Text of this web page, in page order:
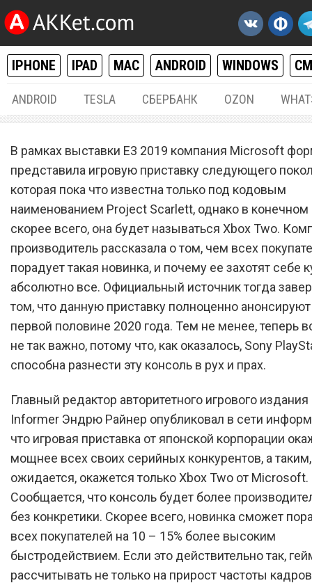
IPHONE IPAD MAC ANDROID WINDOWS
ANDROID TESLA СБЕРБАНК OZON
Sony PlayStation 5
пух и прах всех
В рамках выставки E3 2019 компания Microsoft
представила игровую приставку следующего
которая пока что известна только под кодовым
наименованием Project Scarlett, однако в конечном
скорее всего, она будет называться Xbox Two.
производитель рассказала о том, чем всех
порадует такая новинка, и почему ее захотят себе
абсолютно все. Официальный источник тогда
том, что данную приставку полноценно
первой половине 2020 года. Тем не менее, теперь
не так важно, потому что, как оказалось, Sony
способна разнести эту консоль в рух и прах.
Главный редактор авторитетного игрового издания
Informer Эндрю Райнер опубликовал в сети
что игровая приставка от японской корпорации
мощнее всех своих серийных конкурентов, а
ожидается, окажется только Xbox Two от Microsoft.
Сообщается, что консоль будет более
без конкретики. Скорее всего, новинка сможет
всех покупателей на 10 – 15% более высоким
быстродействием. Если это действительно так,
рассчитывать не только на прирост частоты